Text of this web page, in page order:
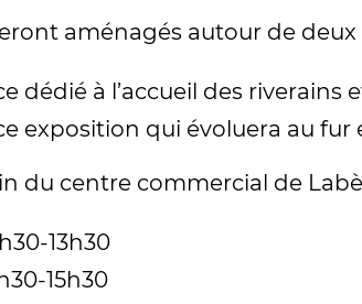
aménagés autour de deux
dédié à l’accueil des riverains
exposition qui évoluera au fur
du centre commercial de
13h30
15h30